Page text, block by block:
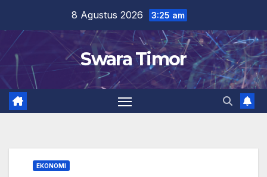
content
8 Agustus 2026 3:25 am
Swara Timor
EKONOMI